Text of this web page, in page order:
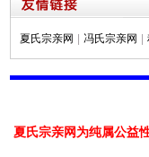
夏氏宗亲网 冯氏宗亲网
夏氏宗亲网为纯属公益